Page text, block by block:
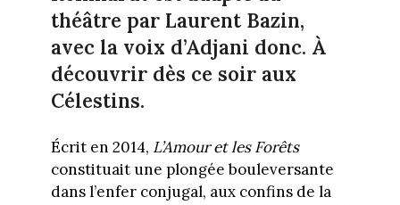
théâtre par Laurent Bazin,
avec la voix d’Adjani donc. À
découvrir dès ce soir aux
Célestins.
Écrit en 2014, L’Amour et les Forêts
constituait une plongée bouleversante
dans l’enfer conjugal, aux confins de la